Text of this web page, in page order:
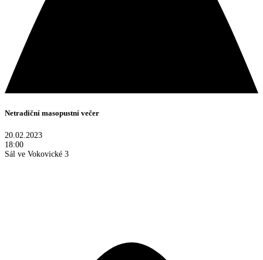
Netradiční masopustní večer
20.02.2023
18:00
Sál ve Vokovické 3